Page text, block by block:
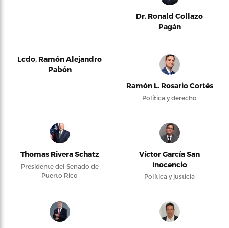
Dr. Ronald Collazo
Pagán
Lcdo. Ramón Alejandro
Pabón
Ramón L. Rosario Cortés
Política y derecho
Thomas Rivera Schatz
Presidente del Senado de
Puerto Rico
Víctor García San
Inocencio
Política y justicia